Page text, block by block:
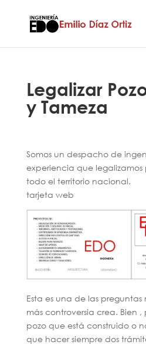
Legalizar
y Tameza
Somos un despacho de
experiencia que legalizamos
todo el territorio nacional.
tarjeta web
Esta es una de las
más controversia crea. Bien
pozo que está construido o
que hacer siempre dos